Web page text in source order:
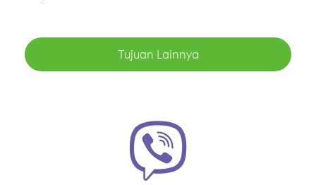
Tujuan Lainnya